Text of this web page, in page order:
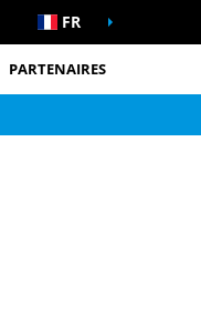
FR
PARTENAIRES